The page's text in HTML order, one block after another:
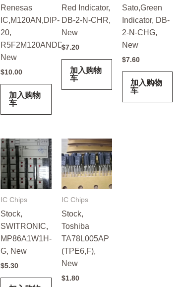
Renesas
IC,M120AN,DIP-
20,
R5F2M120ANDD,
New
$10.00
加入购物
车
Red Indicator,
DB-2-N-CHR,
New
$7.20
加入购物
车
Sato,Green
Indicator, DB-
2-N-CHG,
New
$7.60
加入购物
车
IC Chips
Stock,
SWITRONIC,
MP86A1W1H-
G, New
$5.30
IC Chips
Stock,
Toshiba
TA78L005AP
(TPE6,F),
New
$1.80